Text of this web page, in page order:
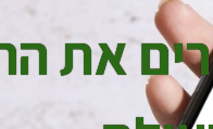
את